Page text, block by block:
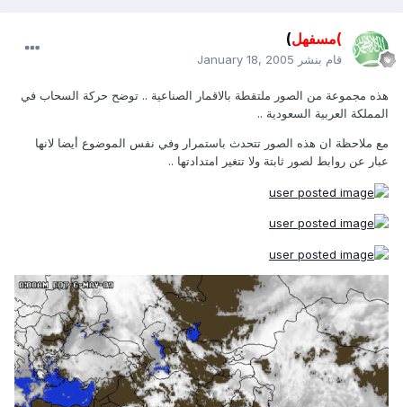
)مسفهل)
قام بنشر January 18, 2005
هذه مجموعة من الصور ملتقطة بالاقمار الصناعية .. توضح حركة السحاب في
المملكة العربية السعودية ..
مع ملاحظة ان هذه الصور تتحدث باستمرار وفي نفس الموضوع أيضا لانها
عبار عن روابط لصور ثابتة ولا تتغير امتدادتها ..